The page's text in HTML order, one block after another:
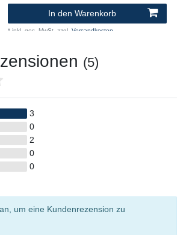
In den Warenkorb
* inkl. ges. MwSt. zzgl. Versandkosten
(5)
3
0
2
0
0
um eine Kundenrezension zu